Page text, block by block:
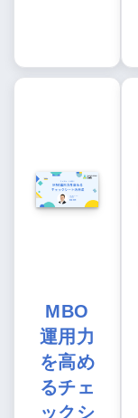
MBO
運用力
を高め
るチェ
ックシ